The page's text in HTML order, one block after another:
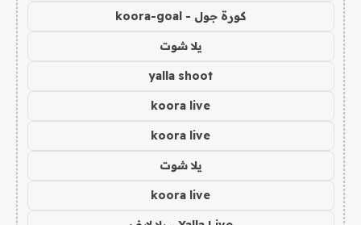
كورة جول - koora-goal
يلا شوت
yalla shoot
koora live
koora live
يلا شوت
koora live